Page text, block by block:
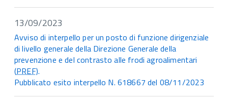
13/09/2023
Avviso di interpello per un posto di funzione dirigenziale
di livello generale della Direzione Generale della
prevenzione e del contrasto alle frodi agroalimentari
(PREF).
Pubblicato esito interpello N. 618667 del 08/11/2023